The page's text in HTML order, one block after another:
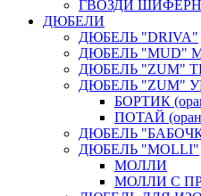
ГВОЗДИ
ДЮБЕЛИ
ДЮБЕЛЬ "DRIVA"
ДЮБЕЛЬ "MUD"
ДЮБЕЛЬ "ZUM"
ДЮБЕЛЬ "ZUM"
БОРТИК
ПОТАЙ
ДЮБЕЛЬ
ДЮБЕЛЬ "МOLLI"
МОЛЛИ
МОЛЛИ С